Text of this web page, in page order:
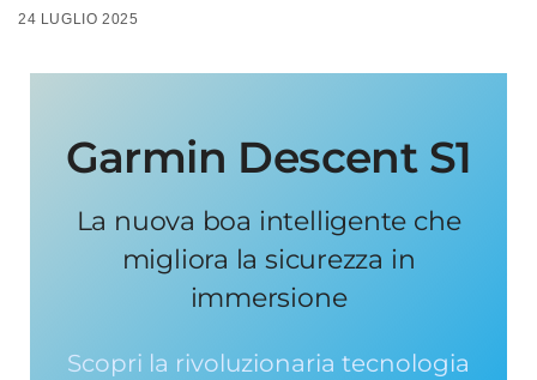
24 LUGLIO 2025
Garmin Descent S1
La nuova boa intelligente che
migliora la sicurezza in
immersione
Scopri la rivoluzionaria tecnologia